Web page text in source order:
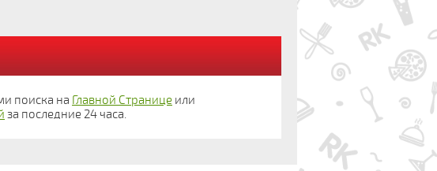
поиска на Главной Странице или
за последние 24 часа.